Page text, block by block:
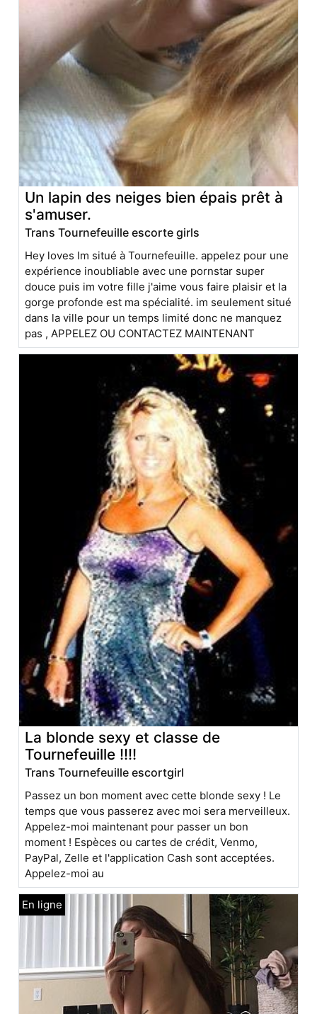
Un lapin des neiges bien épais prêt à
s'amuser.
Trans Tournefeuille escorte girls
Hey loves Im situé à Tournefeuille. appelez pour une
expérience inoubliable avec une pornstar super
douce puis im votre fille j'aime vous faire plaisir et la
gorge profonde est ma spécialité. im seulement situé
dans la ville pour un temps limité donc ne manquez
pas , APPELEZ OU CONTACTEZ MAINTENANT
La blonde sexy et classe de
Tournefeuille !!!!
Trans Tournefeuille escortgirl
Passez un bon moment avec cette blonde sexy ! Le
temps que vous passerez avec moi sera merveilleux.
Appelez-moi maintenant pour passer un bon
moment ! Espèces ou cartes de crédit, Venmo,
PayPal, Zelle et l'application Cash sont acceptées.
Appelez-moi au